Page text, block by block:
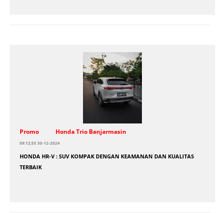
Promo Honda Trio Banjarmasin
09:12:55 30-12-2024
HONDA HR-V : SUV KOMPAK DENGAN KEAMANAN DAN KUALITAS
TERBAIK